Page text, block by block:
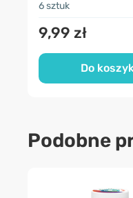
6 sztuk
9,99 zł
Do
Podobne